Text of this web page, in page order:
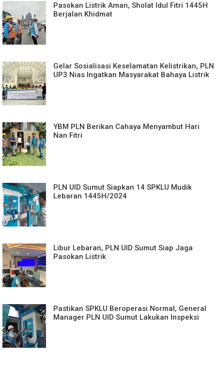
Pasokan Listrik Aman, Sholat Idul Fitri 1445H
Berjalan Khidmat
Gelar Sosialisasi Keselamatan Kelistrikan, PLN
UP3 Nias Ingatkan Masyarakat Bahaya Listrik
YBM PLN Berikan Cahaya Menyambut Hari
Nan Fitri
PLN UID Sumut Siapkan 14 SPKLU Mudik
Lebaran 1445H/2024
Libur Lebaran, PLN UID Sumut Siap Jaga
Pasokan Listrik
Pastikan SPKLU Beroperasi Normal, General
Manager PLN UID Sumut Lakukan Inspeksi